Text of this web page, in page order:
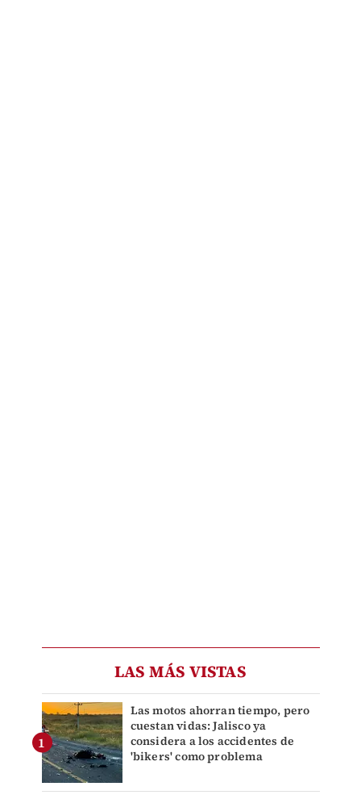
LAS MÁS VISTAS
Las motos ahorran tiempo, pero
cuestan vidas: Jalisco ya
considera a los accidentes de
'bikers' como problema